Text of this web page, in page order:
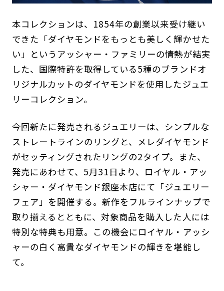
本コレクションは、1854年の創業以来受け継い
できた「ダイヤモンドをもっとも美しく輝かせた
い」というアッシャー・ファミリーの情熱が結実
した、国際特許を取得している5種のブランドオ
リジナルカットのダイヤモンドを使用したジュエ
リーコレクション。
今回新たに発売されるジュエリーは、シンプルな
ストレートラインのリングと、メレダイヤモンド
がセッティングされたリングの2タイプ。また、
発売にあわせて、5月31日より、ロイヤル・アッ
シャー・ダイヤモンド銀座本店にて「ジュエリー
フェア」を開催する。新作をフルラインナップで
取り揃えるとともに、対象商品を購入した人には
特別な特典も用意。この機会にロイヤル・アッシ
ャーの白く高貴なダイヤモンドの輝きを堪能し
て。